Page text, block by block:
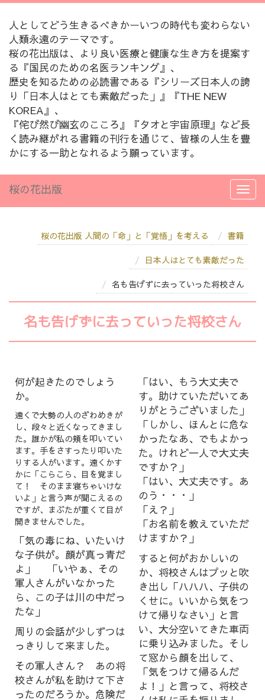
人としてどう生きるべきかーいつの時代も変わらない
人類永遠のテーマです。
桜の花出版は、より良い医療と健康な生き方を提案す
る『国民のための名医ランキング』、
歴史を知るための必読書である『シリーズ日本人の誇
り「日本人はとても素敵だった」』『THE NEW
KOREA』、
『侘び然び幽玄のこころ』『タオと宇宙原理』など長
く読み継がれる書籍の刊行を通じて、皆様の人生を豊
かにする一助となれるよう願っています。
桜の花出版
桜の花出版 人間の「命」と「覚悟」を考える 書籍
日本人はとても素敵だった
名も告げずに去っていった将校さん
名も告げずに去っていった将校さん
何が起きたのでしょう
か。
遠くで大勢の人のざわめきが
し、段々と近くなってきまし
た。誰かが私の頬を叩いてい
ます。手をさすったり叩いた
りする人がいます。遠くかす
かに「こらこら、目を覚まし
て！ そのまま寝ちゃいけな
いよ」と言う声が聞こえるの
ですが、まぶたが重くて目が
開きませんでした。
「気の毒にね、いたいけ
な子供が。顔が真っ青だ
よ」 「いやぁ、その
軍人さんがいなかった
ら、この子は川の中だっ
たな」
周りの会話が少しずつは
っきりして来ました。
その軍人さん？ あの将
校さんが私を助けて下さ
ったのだろうか。危険だ
「はい、もう大丈夫で
す。助けていただいてあ
りがとうございました」
「しかし、ほんとに危な
かったなあ、でもよかっ
た。けれど一人で大丈夫
ですか？」
「はい、大丈夫です。あ
のう・・・」
「え？」
「お名前を教えていただ
けますか？」
すると何がおかしいの
か、将校さんはプッと吹
き出し「ハハハ、子供の
くせに。いいから気をつ
けて帰りなさい」と言
い、大分空いてきた車両
に乗り込みました。そし
て窓から顔を出して、
「気をつけて帰るんだ
よ！」と言って、将校さ